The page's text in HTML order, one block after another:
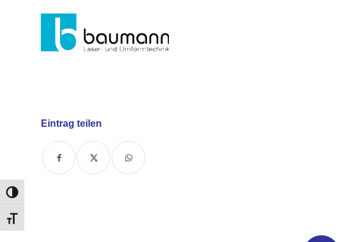
Umschalten auf hohe Kontraste
Schrift vergrößern
Eintrag teilen